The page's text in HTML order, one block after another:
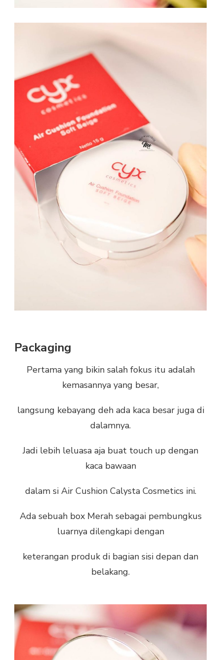
Packaging
Pertama yang bikin salah fokus itu adalah
kemasannya yang besar,
langsung kebayang deh ada kaca besar juga di
dalamnya.
Jadi lebih leluasa aja buat touch up dengan
kaca bawaan
dalam si Air Cushion Calysta Cosmetics ini.
Ada sebuah box Merah sebagai pembungkus
luarnya dilengkapi dengan
keterangan produk di bagian sisi depan dan
belakang.